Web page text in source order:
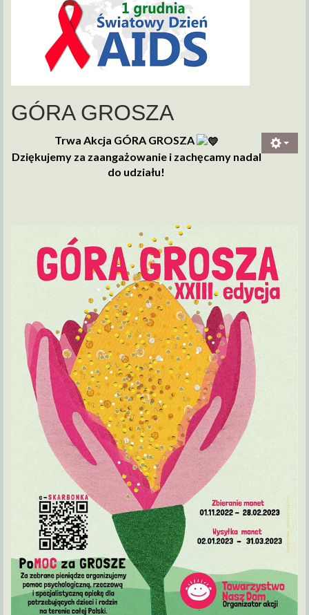
GÓRA GROSZA
Trwa Akcja GÓRA GROSZA
Dziękujemy za zaangażowanie i zachęcamy nadal
do udziału!